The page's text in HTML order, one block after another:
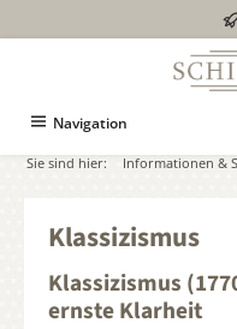
Navigation
Sie sind hier: Informationen &
Klassizismus
Klassizismus
ernste Klarheit